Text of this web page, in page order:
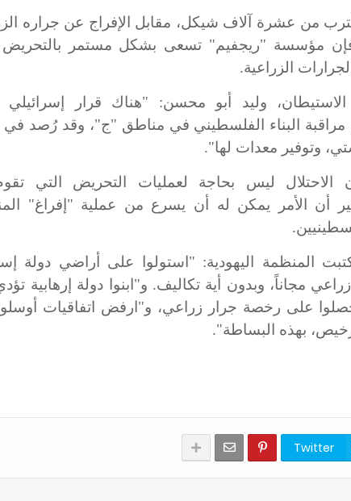
من عشرة آلاف شيكل، مقابل الإفراج عن جراره
فإن مؤسسة "ريجفيم" تسعى بشكل مستمر
الزراعية.
وليد أبو محسن: "هناك قرار إسرائيلي
البناء الفلسطيني في مناطق "ج"، وقد رُصد في
وتوفير معدات لها".
الاحتلال ليس بحاجة لعمليات التحريض التي
أن الأمر يمكن له أن يسرع من عملية "إفراغ"
المنظمة اليهودية: "استولوا على أراضي دولة
مجاناً، وبدون أية تكاليف. و"ابنوا دولة إرهابية
على رخصة جرار زراعي، و"ارفض اتفاقيات
بهذه البساطة".
Twitter